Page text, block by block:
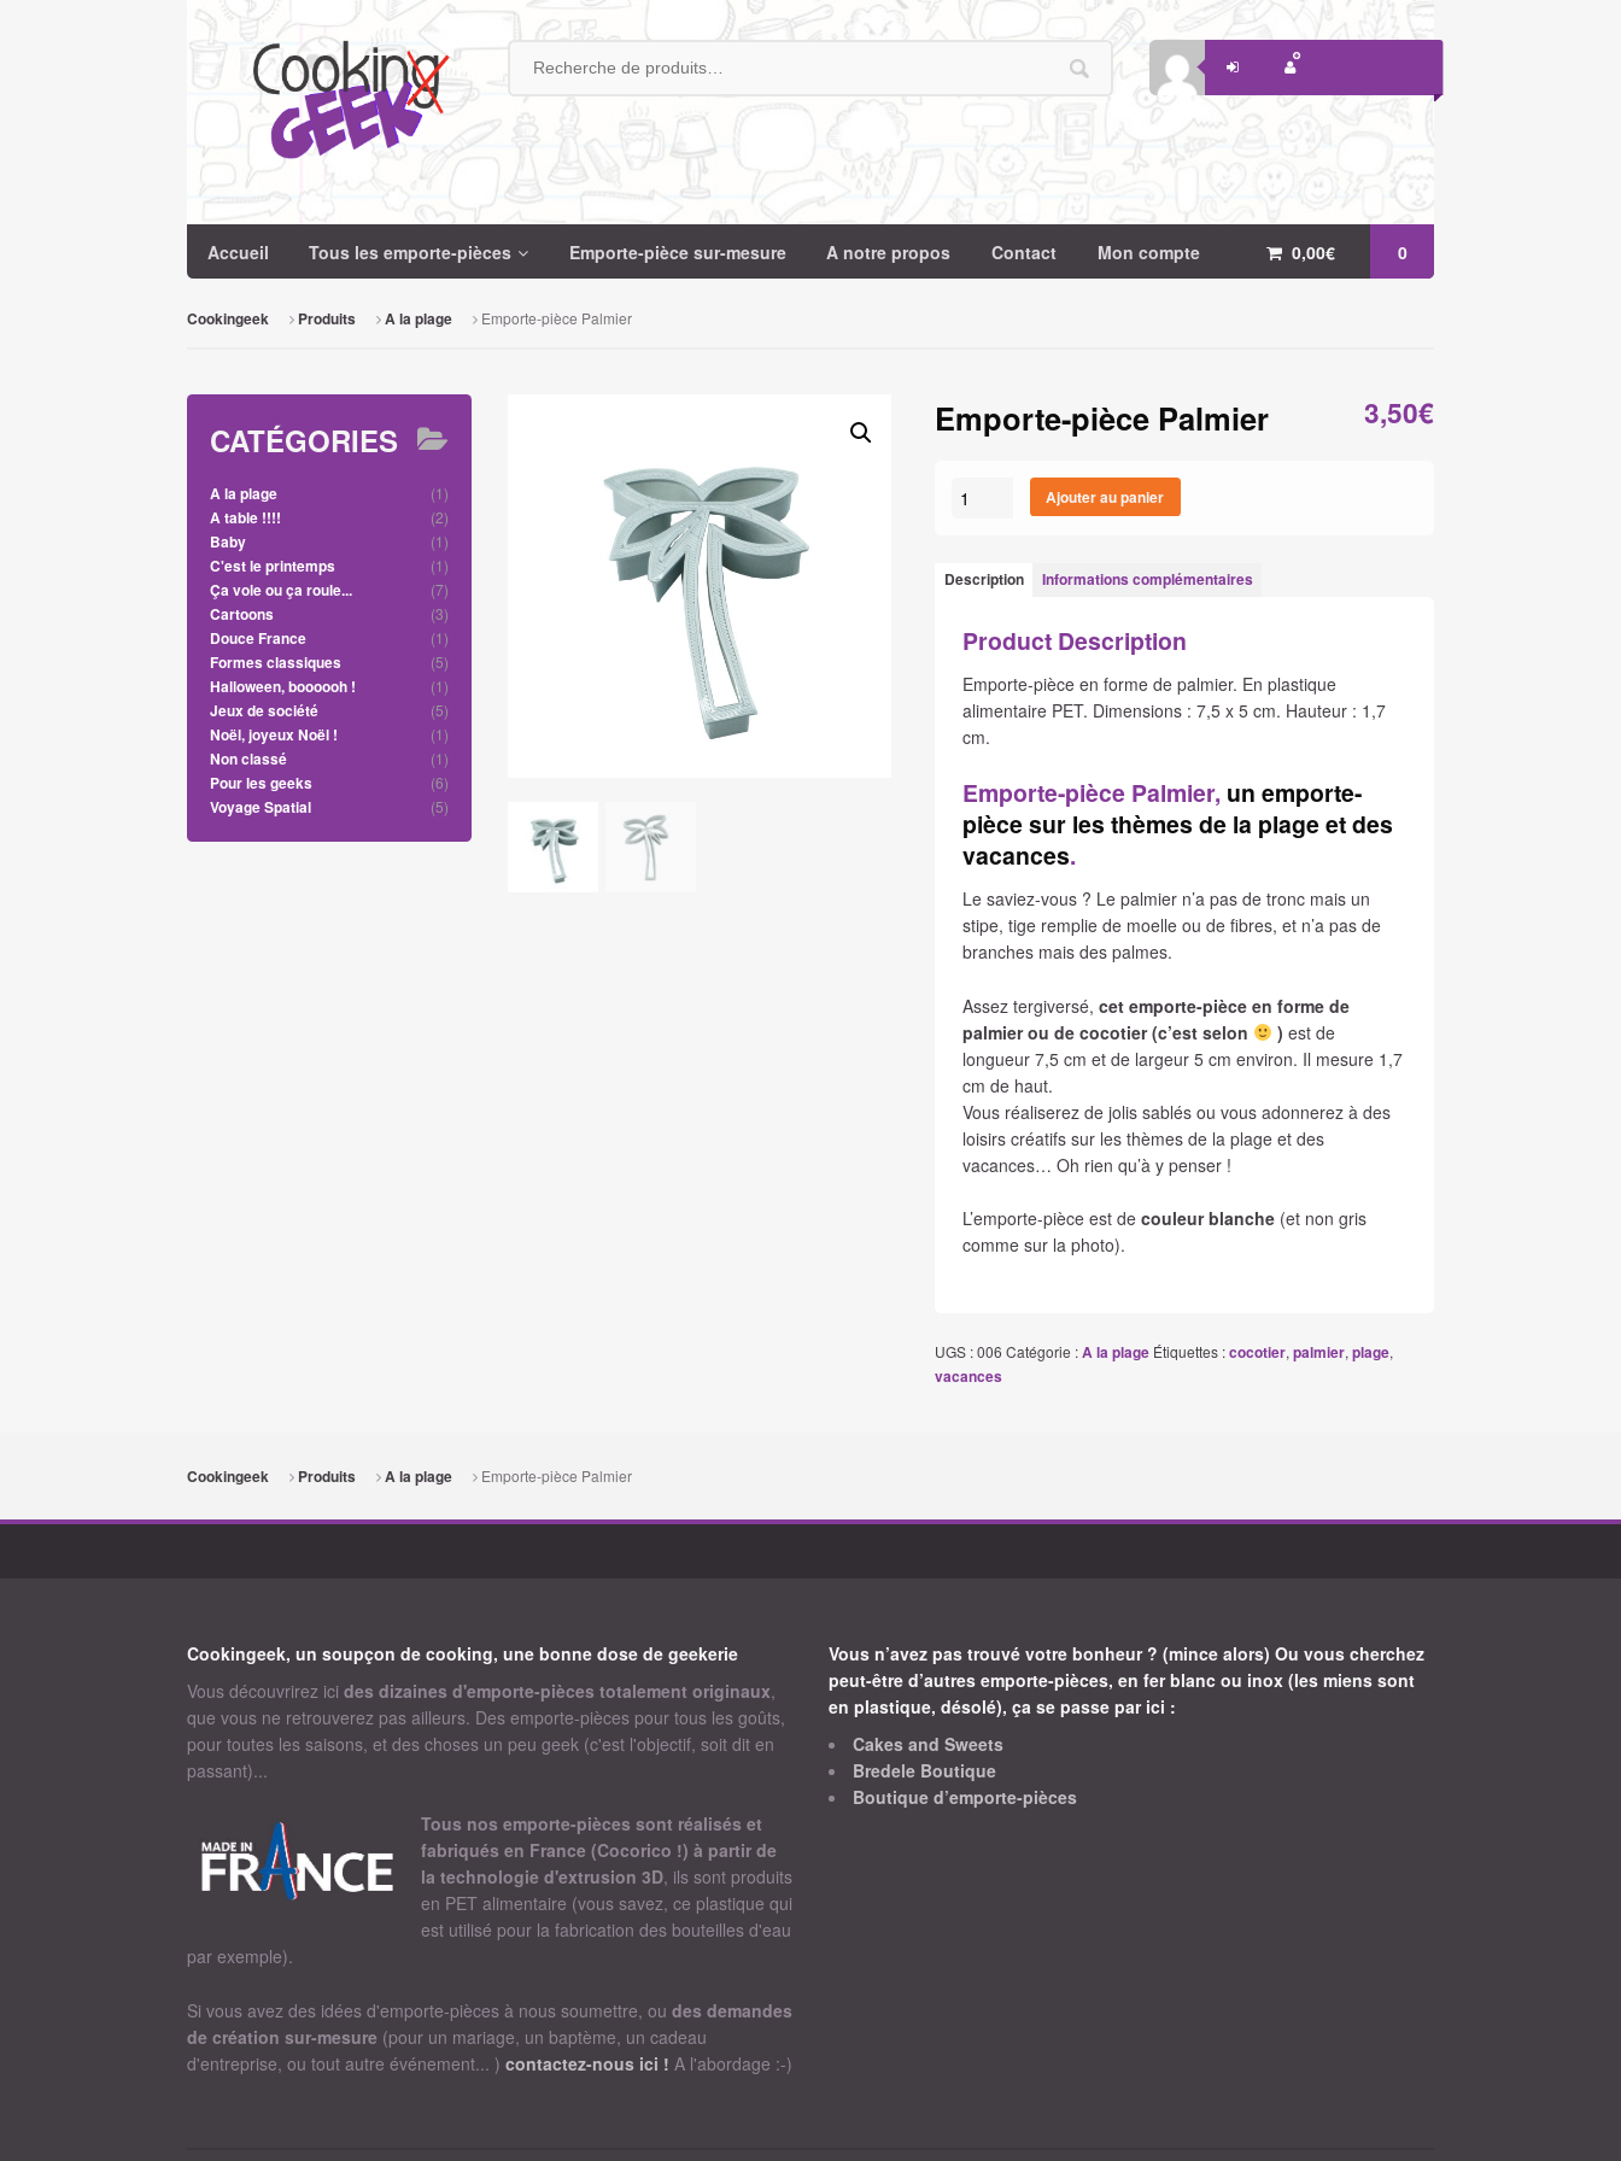
Recherche
0,00€ 0
Accueil Tous les emporte-pièces Emporte-pièce sur-mesure A notre propos Contact Mon compte
Cookingeek Produits A la plage Emporte-pièce Palmier
Emporte-pièce Palmier 3,50€
quantité
pièce
Palmier
Ajouter au panier
Description Informations complémentaires
Product Description
Emporte-pièce en forme de palmier. En plastique
alimentaire PET. Dimensions : 7,5 x 5 cm. Hauteur : 1,7
cm.
Emporte-pièce Palmier, un emporte-
pièce sur les thèmes de la plage et des
vacances.
Le saviez-vous ? Le palmier n’a pas de tronc mais un
stipe, tige remplie de moelle ou de fibres, et n’a pas de
branches mais des palmes.
Assez tergiversé,cet emporte-pièce en forme de
palmier ou de cocotier (c’est selon
) est de
longueur 7,5 cm et de largeur 5 cm environ. Il mesure 1,7
cm de haut.
Vous réaliserez de jolis sablés ou vous adonnerez à des
loisirs créatifs sur les thèmes de la plage et des
vacances… Oh rien qu’à y penser !
L’emporte-pièce est decouleur blanche (et non gris
comme sur la photo).
UGS :006 Catégorie :A la plage Étiquettes :cocotier,palmier,plage,
vacances
CATÉGORIES
A la plage
(1)
A table !!!!
(2)
Baby
(1)
C'est le printemps
(1)
Ça vole ou ça roule...
(7)
Cartoons
(3)
Douce France
(1)
Formes classiques
(5)
Halloween, boooooh !
(1)
Jeux de société
(5)
Noël, joyeux Noël !
(1)
Non classé
(1)
Pour les geeks
(6)
Voyage Spatial
(5)
Cookingeek Produits A la plage Emporte-pièce Palmier
Cookingeek, un soupçon de cooking, une bonne dose de geekerie
Vous découvrirez ici des dizaines d'emporte-pièces totalement originaux,
que vous ne retrouverez pas ailleurs. Des emporte-pièces pour tous les goûts,
pour toutes les saisons, et des choses un peu geek (c'est l'objectif, soit dit en
passant)...
Tous nos emporte-pièces sont réalisés et
fabriqués en France (Cocorico !) à partir de
la technologie d'extrusion 3D, ils sont produits
en PET alimentaire (vous savez, ce plastique qui
est utilisé pour la fabrication des bouteilles d'eau
par exemple).
Si vous avez des idées d'emporte-pièces à nous soumettre, ou des demandes
de création sur-mesure (pour un mariage, un baptème, un cadeau
d'entreprise, ou tout autre événement... ) contactez-nous ici ! A l'abordage :-)
Vous n’avez pas trouvé votre bonheur ? (mince alors) Ou vous cherchez
peut-être d’autres emporte-pièces, en fer blanc ou inox (les miens sont
en plastique, désolé), ça se passe par ici :
Cakes and Sweets
Bredele Boutique
Boutique d’emporte-pièces